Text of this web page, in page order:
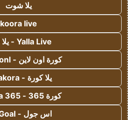
يلا شوت
koora live
Yalla Live - يلا لايف
كورة اون لاين - koora onl
يلا كورة - yallakora
كورة 365 - kooora 365
اس جول - AS Goal